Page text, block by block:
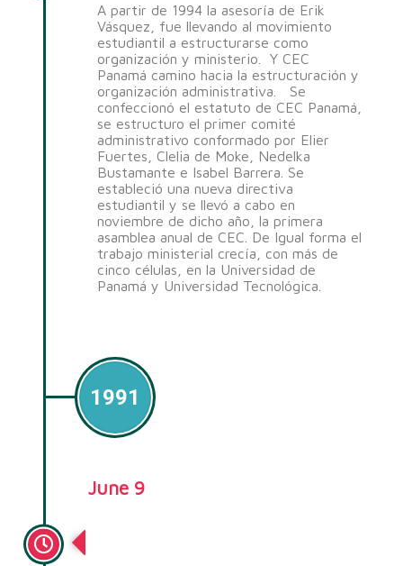
A partir de 1994 la asesoría de Erik
Vásquez, fue llevando al movimiento
estudiantil a estructurarse como
organización y ministerio. Y CEC
Panamá camino hacia la estructuración y
organización administrativa. Se
confeccionó el estatuto de CEC Panamá,
se estructuro el primer comité
administrativo conformado por Elier
Fuertes, Clelia de Moke, Nedelka
Bustamante e Isabel Barrera. Se
estableció una nueva directiva
estudiantil y se llevó a cabo en
noviembre de dicho año, la primera
asamblea anual de CEC. De Igual forma el
trabajo ministerial crecía, con más de
cinco células, en la Universidad de
Panamá y Universidad Tecnológica.
1991
June 9